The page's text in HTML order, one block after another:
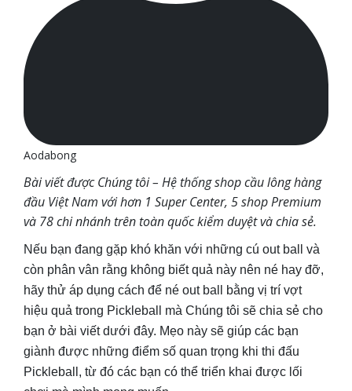
Aodabong
Bài viết được Chúng tôi – Hệ thống shop cầu lông hàng
đầu Việt Nam với hơn 1 Super Center, 5 shop Premium
và 78 chi nhánh trên toàn quốc kiểm duyệt và chia sẻ.
Nếu bạn đang gặp khó khăn với những cú out ball và
còn phân vân rằng không biết quả này nên né hay đỡ,
hãy thử áp dụng cách để né out ball bằng vị trí vợt
hiệu quả trong Pickleball mà Chúng tôi sẽ chia sẻ cho
bạn ở bài viết dưới đây. Mẹo này sẽ giúp các bạn
giành được những điểm số quan trọng khi thi đấu
Pickleball, từ đó các bạn có thể triển khai được lối